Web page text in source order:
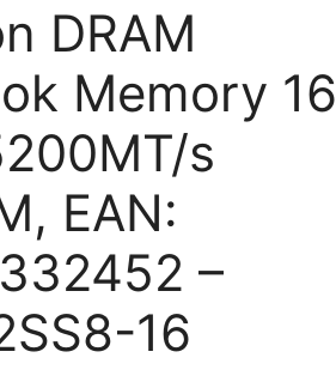
DRAM
Memory
s
EAN:
–
16